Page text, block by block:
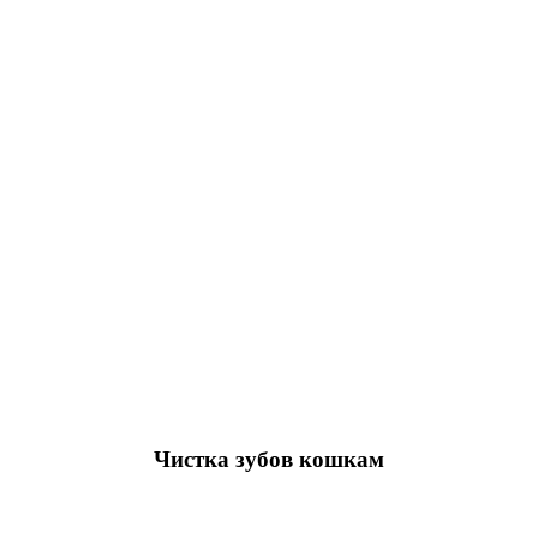
Чистка зубов кошкам